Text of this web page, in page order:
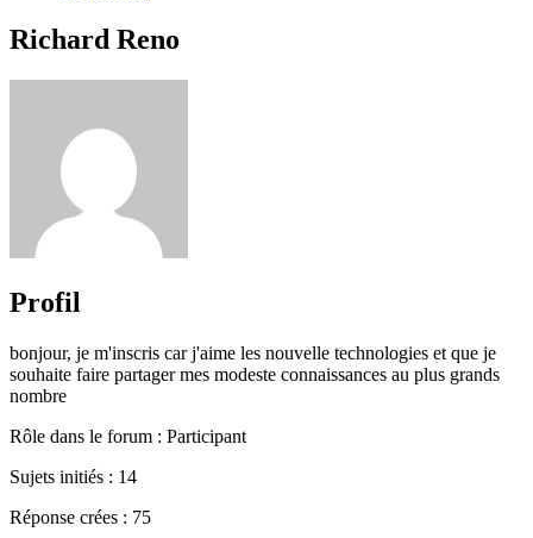
Richard Reno
Profil
bonjour, je m'inscris car j'aime les nouvelle technologies et que je
souhaite faire partager mes modeste connaissances au plus grands
nombre
Rôle dans le forum : Participant
Sujets initiés : 14
Réponse crées : 75